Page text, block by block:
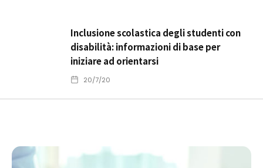
Inclusione scolastica degli studenti con
disabilità: informazioni di base per
iniziare ad orientarsi
20/7/20